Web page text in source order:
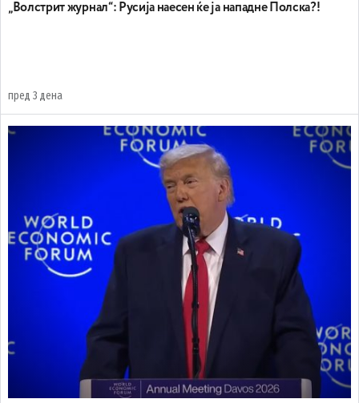
„Волстрит журнал“: Русија наесен ќе ја нападне Полска?!
пред 3 дена